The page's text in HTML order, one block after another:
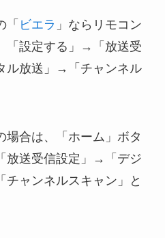
「 ビエラ 」ならリモコン
「設定する」→「放送受
ル放送」→「チャンネル
場合は、「ホーム」ボタ
放送受信設定」→「デジ
ャンネルスキャン」と